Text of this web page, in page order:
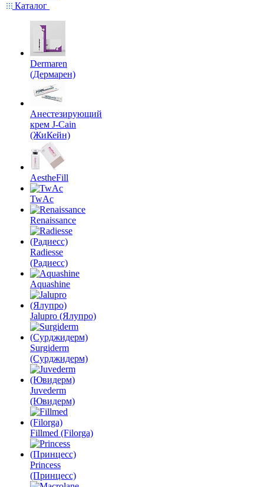
Каталог
Dermaren
(Дермарен)
Анестезирующий
крем J-Cain
(ЖиКейн)
AestheFill
TwAc
Renaissance
Radiesse
(Радиесс)
Aquashine
Jalupro (Ялупро)
Surgiderm
(Сурджидерм)
Juvederm
(Ювидерм)
Fillmed (Filorga)
Princess
(Принцесс)